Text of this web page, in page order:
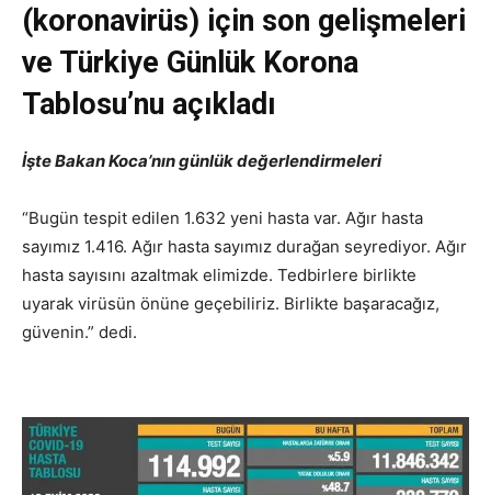
(koronavirüs) için son gelişmeleri
ve Türkiye Günlük Korona
Tablosu’nu açıkladı
İşte Bakan Koca’nın günlük değerlendirmeleri
“Bugün tespit edilen 1.632 yeni hasta var. Ağır hasta
sayımız 1.416. Ağır hasta sayımız durağan seyrediyor. Ağır
hasta sayısını azaltmak elimizde. Tedbirlere birlikte
uyarak virüsün önüne geçebiliriz. Birlikte başaracağız,
güvenin.” dedi.